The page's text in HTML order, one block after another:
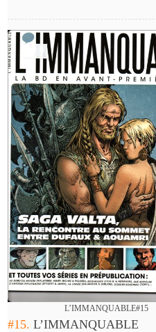
L’IMMANQUABLE#15
#15.L’IMMANQUABLE